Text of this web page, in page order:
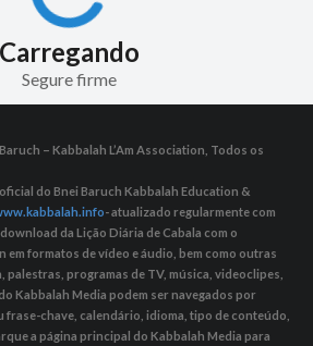
Carregando
Segure firme
– Kabbalah L’Am Association, Todos os
do Bnei Baruch Kabbalah Education &
- atualizado regularmente com
da Lição Diária de Cabala com o
em formatos de vídeo e áudio, bem como outras
palestras, programas de TV, música, videoclipes,
Kabbalah Media podem ser navegados por
frase-chave, calendário, idioma, tipo de conteúdo,
a página principal do Kabbalah Media para